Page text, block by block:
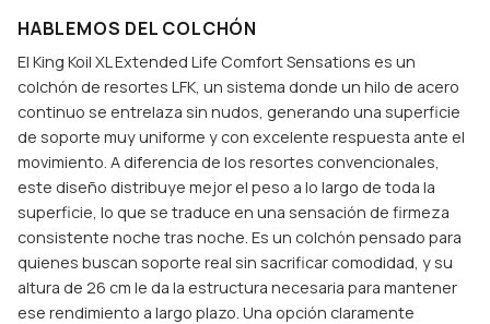
HABLEMOS DEL COLCHÓN
El King Koil XL Extended Life Comfort Sensations es un
colchón de resortes LFK, un sistema donde un hilo de acero
continuo se entrelaza sin nudos, generando una superficie
de soporte muy uniforme y con excelente respuesta ante el
movimiento. A diferencia de los resortes convencionales,
este diseño distribuye mejor el peso a lo largo de toda la
superficie, lo que se traduce en una sensación de firmeza
consistente noche tras noche. Es un colchón pensado para
quienes buscan soporte real sin sacrificar comodidad, y su
altura de 26 cm le da la estructura necesaria para mantener
ese rendimiento a largo plazo. Una opción claramente